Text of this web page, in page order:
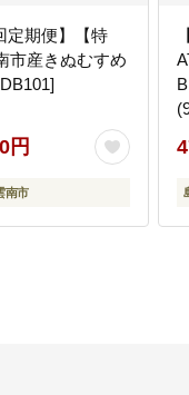
定期便】【特
市産きぬむすめ
円
南市